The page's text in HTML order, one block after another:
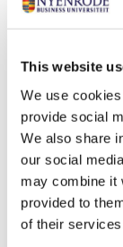
This website
We use
provide social
We also share
our social
may combine it
provided to
of their
studenten).
met ons op
Tags
Bachelor of
Fulltime MBA